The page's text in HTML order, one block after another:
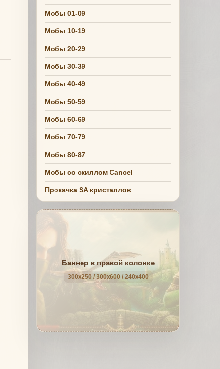
Мобы 01-09
Мобы 10-19
Мобы 20-29
Мобы 30-39
Мобы 40-49
Мобы 50-59
Мобы 60-69
Мобы 70-79
Мобы 80-87
Мобы со скиллом Cancel
Прокачка SA кристаллов
Баннер в правой колонке
300x250 / 300x600 / 240x400